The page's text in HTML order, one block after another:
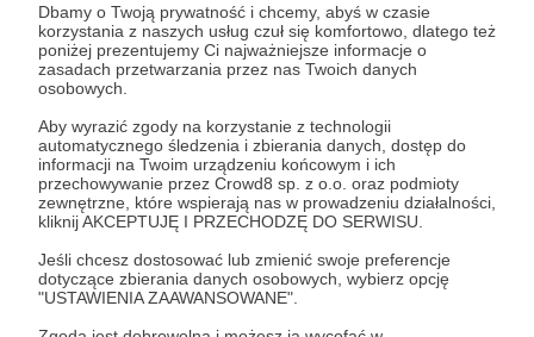
Dbamy o Twoją prywatność i chcemy, abyś w czasie
korzystania z naszych usług czuł się komfortowo, dlatego też
poniżej prezentujemy Ci najważniejsze informacje o
zasadach przetwarzania przez nas Twoich danych
osobowych.
Aby wyrazić zgody na korzystanie z technologii
automatycznego śledzenia i zbierania danych, dostęp do
informacji na Twoim urządzeniu końcowym i ich
przechowywanie przez Crowd8 sp. z o.o. oraz podmioty
zewnętrzne, które wspierają nas w prowadzeniu działalności,
kliknij AKCEPTUJĘ I PRZECHODZĘ DO SERWISU.
Jeśli chcesz dostosować lub zmienić swoje preferencje
dotyczące zbierania danych osobowych, wybierz opcję
"USTAWIENIA ZAAWANSOWANE".